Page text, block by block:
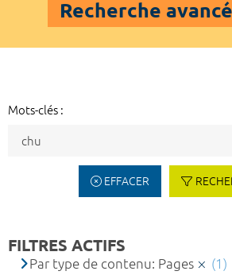
Recherche
Mots-clés :
EFFACER
FILTRES ACTIFS
Par type de contenu: Pages
(1)